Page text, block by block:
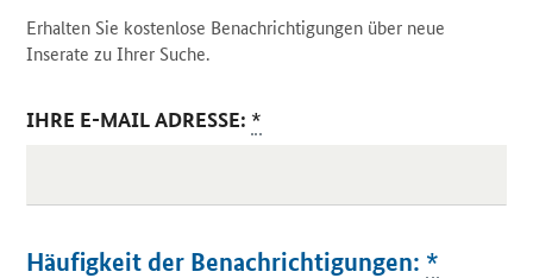
Erhalten Sie kostenlose Benachrichtigungen über neue
Inserate zu Ihrer Suche.
IHRE E-MAIL ADRESSE: *
Häufigkeit der Benachrichtigungen: *